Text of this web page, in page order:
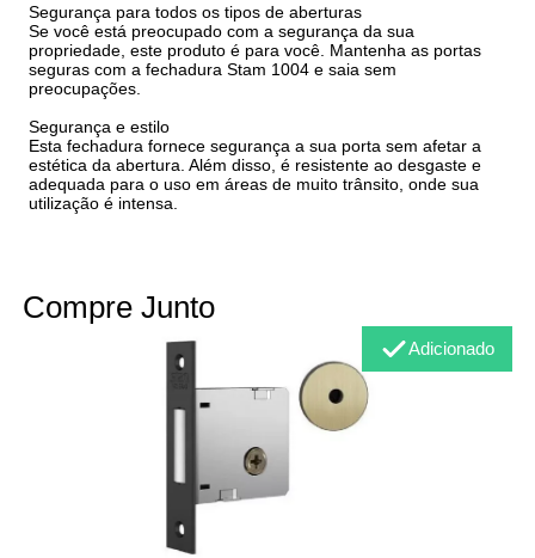
Segurança para todos os tipos de aberturas
Se você está preocupado com a segurança da sua
propriedade, este produto é para você. Mantenha as portas
seguras com a fechadura Stam 1004 e saia sem
preocupações.
Segurança e estilo
Esta fechadura fornece segurança a sua porta sem afetar a
estética da abertura. Além disso, é resistente ao desgaste e
adequada para o uso em áreas de muito trânsito, onde sua
utilização é intensa.
Compre Junto
Adicionado